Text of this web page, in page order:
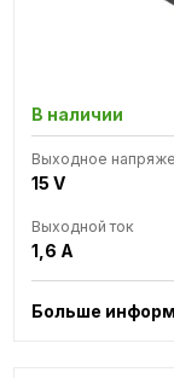
В наличии
Выходное
15 V
Выходной ток
1,6 A
Больше